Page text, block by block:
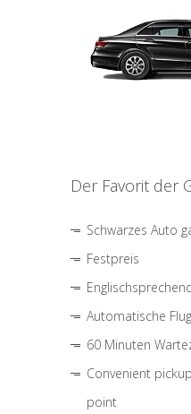
Der Favorit der
Schwarzes Auto
Festpreis
Automatische
60 Minuten
Convenient
point